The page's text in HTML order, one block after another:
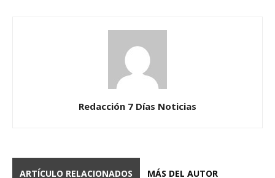
Redacción 7 Días Noticias
ARTÍCULO RELACIONADOS MÁS DEL AUTOR